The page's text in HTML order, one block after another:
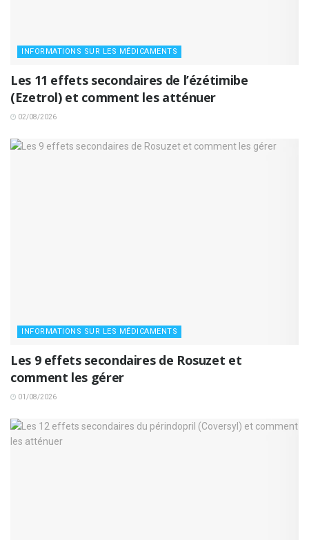
INFORMATIONS SUR LES MÉDICAMENTS
Les 11 effets secondaires de l’ézétimibe
(Ezetrol) et comment les atténuer
02/08/2026
INFORMATIONS SUR LES MÉDICAMENTS
Les 9 effets secondaires de Rosuzet et
comment les gérer
01/08/2026